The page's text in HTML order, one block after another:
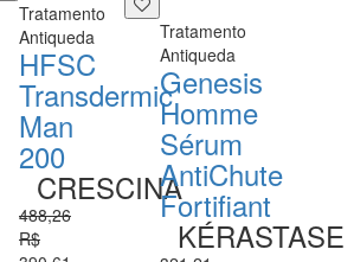
Tratamento
Antiqueda
HFSC
Transdermic
Man
200
CRESCINA
488,26
R$
Tratamento
Antiqueda
Genesis
Homme
Sérum
AntiChute
Fortifiant
KÉRASTASE